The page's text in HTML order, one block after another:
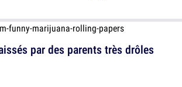
par des parents très drôles